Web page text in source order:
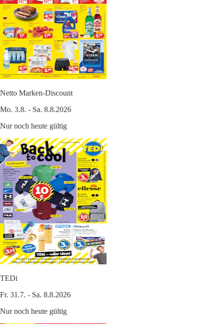
Netto Marken-Discount
Mo. 3.8. - Sa. 8.8.2026
Nur noch heute gültig
TEDi
Fr. 31.7. - Sa. 8.8.2026
Nur noch heute gültig